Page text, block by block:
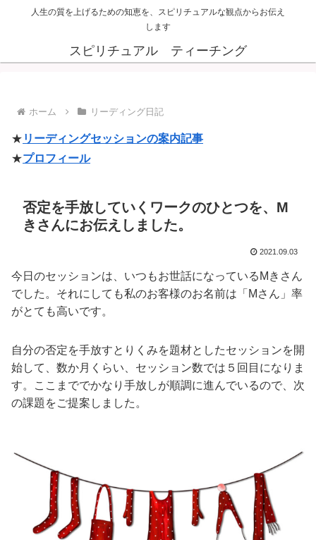
人生の質を上げるための知恵を、スピリチュアルな観点からお伝え
します
スピリチュアル ティーチング
ホーム リーディング日記
★ リーディングセッションの案内記事
★プロフィール
否定を手放していくワークのひとつを、M
きさんにお伝えしました。
2021.09.03
今日のセッションは、いつもお世話になっているMきさん
でした。それにしても私のお客様のお名前は「Mさん」率
がとても高いです。
自分の否定を手放すとりくみを題材としたセッションを開
始して、数か月くらい、セッション数では５回目になりま
す。ここまででかなり手放しが順調に進んでいるので、次
の課題をご提案しました。